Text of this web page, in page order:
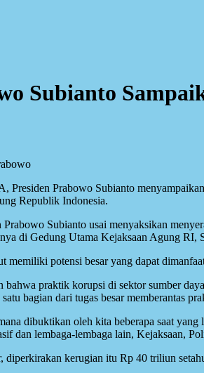
Subianto
Presiden Prabowo Subianto
Republik Indonesia.
Subianto usai menyaksikan
di Gedung Utama Kejaksaan Agung RI,
memiliki potensi besar yang dapat
bahwa praktik korupsi di sektor sumber
bagian dari tugas besar memberantas
dibuktikan oleh kita beberapa saat
dan lembaga-lembaga lain, Kejaksaan,
diperkirakan kerugian itu Rp 40 triliun